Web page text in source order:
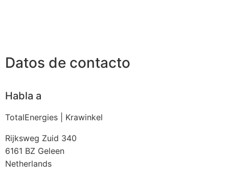
Datos de contacto
Habla a
TotalEnergies | Krawinkel
Rijksweg Zuid 340
6161 BZ Geleen
Netherlands